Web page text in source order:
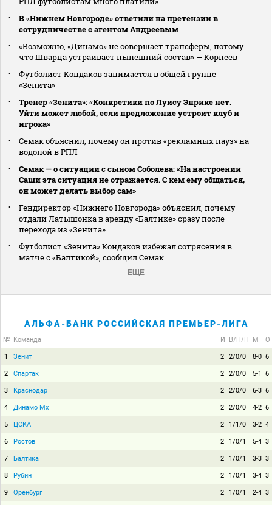
В «Нижнем Новгороде» ответили на претензии в
сотрудничестве с агентом Андреевым
«Возможно, «Динамо» не совершает трансферы, потому
что Шварца устраивает нынешний состав» — Корнеев
Футболист Кондаков занимается в общей группе
«Зенита»
Тренер «Зенита»: «Конкретики по Луису Энрике нет.
Уйти может любой, если предложение устроит клуб и
игрока»
Семак объяснил, почему он против «рекламных пауз» на
водопой в РПЛ
Семак — о ситуации с сыном Соболева: «На настроении
Саши эта ситуация не отражается. С кем ему общаться,
он может делать выбор сам»
Гендиректор «Нижнего Новгорода» объяснил, почему
отдали Латышонка в аренду «Балтике» сразу после
перехода из «Зенита»
Футболист «Зенита» Кондаков избежал сотрясения в
матче с «Балтикой», сообщил Семак
ЕЩЕ
АЛЬФА-БАНК РОССИЙСКАЯ ПРЕМЬЕР-ЛИГА
№ Команда И В/Н/П М О
1 Зенит 2 2/0/0 8-0 6
2 Спартак 2 2/0/0 5-1 6
3 Краснодар 2 2/0/0 6-3 6
4 Динамо Мх 2 2/0/0 4-2 6
5 ЦСКА 2 1/1/0 3-2 4
6 Ростов 2 1/0/1 5-4 3
7 Балтика 2 1/0/1 3-3 3
8 Рубин 2 1/0/1 3-4 3
9 Оренбург 2 1/0/1 2-4 3